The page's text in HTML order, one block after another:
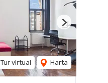
Tur virtual Harta
Next